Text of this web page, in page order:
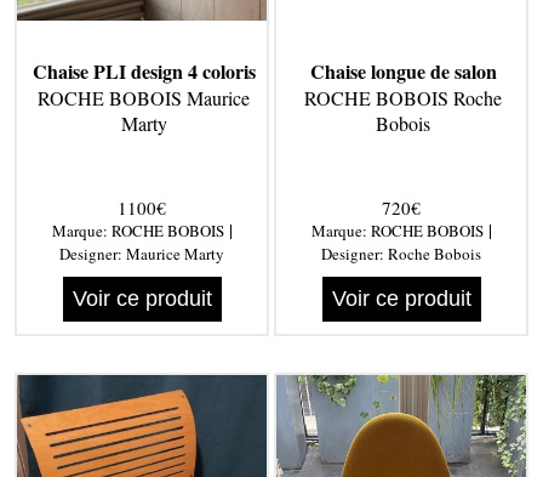
Chaise PLI design 4 coloris
ROCHE BOBOIS Maurice
Marty
1100€
Marque: ROCHE BOBOIS|
Designer: Maurice Marty
Voir ce produit
Chaise longue de salon
ROCHE BOBOIS Roche
Bobois
720€
Marque: ROCHE BOBOIS|
Designer: Roche Bobois
Voir ce produit